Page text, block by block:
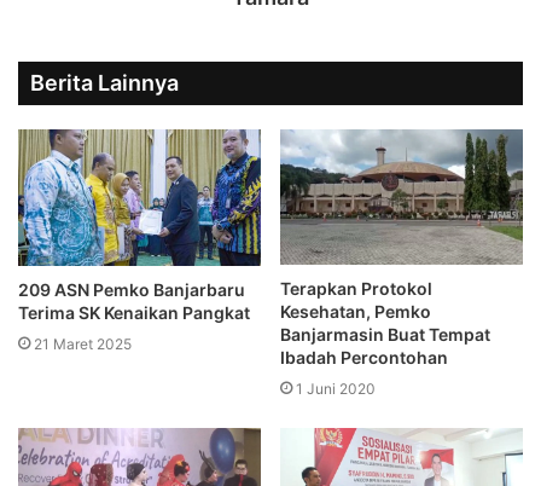
Berita Lainnya
209 ASN Pemko Banjarbaru
Terima SK Kenaikan Pangkat
21 Maret 2025
Terapkan Protokol
Kesehatan, Pemko
Banjarmasin Buat Tempat
Ibadah Percontohan
1 Juni 2020